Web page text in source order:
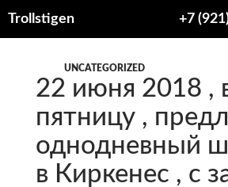
Trollstigen +7
СОДЕРЖИМОМУUNCATEGORIZED
22 июня 2018 ,
пятницу ,
однодневный
в Киркенес , с